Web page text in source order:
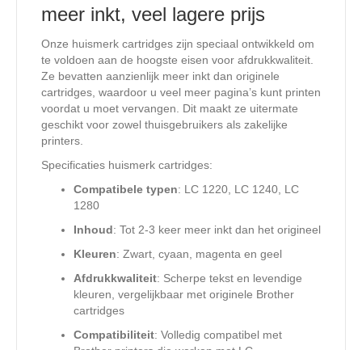
meer inkt, veel lagere prijs
Onze huismerk cartridges zijn speciaal ontwikkeld om
te voldoen aan de hoogste eisen voor afdrukkwaliteit.
Ze bevatten aanzienlijk meer inkt dan originele
cartridges, waardoor u veel meer pagina’s kunt printen
voordat u moet vervangen. Dit maakt ze uitermate
geschikt voor zowel thuisgebruikers als zakelijke
printers.
Specificaties huismerk cartridges:
Compatibele typen: LC 1220, LC 1240, LC
1280
Inhoud: Tot 2-3 keer meer inkt dan het origineel
Kleuren: Zwart, cyaan, magenta en geel
Afdrukkwaliteit: Scherpe tekst en levendige
kleuren, vergelijkbaar met originele Brother
cartridges
Compatibiliteit: Volledig compatibel met